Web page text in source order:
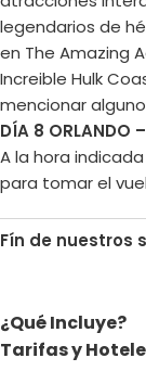
legendarios de
en The Amazing
Increible Hulk
mencionar
DÍA 8 ORLANDO
A la hora
para tomar el
Fín de nuestros
¿Qué Incluye?
Tarifas y